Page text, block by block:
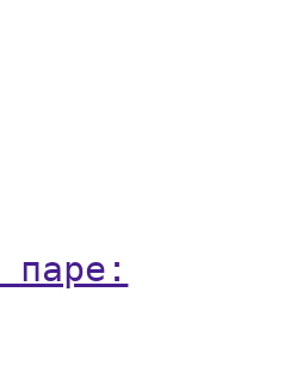
паре: